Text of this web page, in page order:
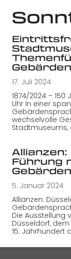
17. Juli 2024
1874/2024 –
Uhr In einer
wechselvolle
Führung
5. Januar 2024
Allianzen:
Die Ausstellung
Düsseldorf,
15. Jahrhundert